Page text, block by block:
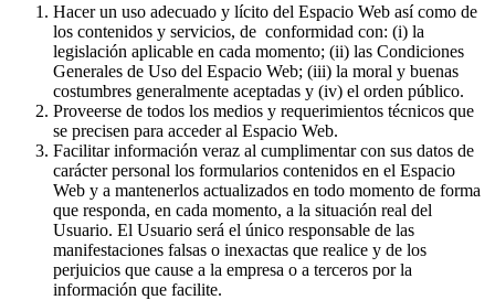
Hacer un uso adecuado y lícito del Espacio Web así como de
los contenidos y servicios, de conformidad con: (i) la
legislación aplicable en cada momento; (ii) las Condiciones
Generales de Uso del Espacio Web; (iii) la moral y buenas
costumbres generalmente aceptadas y (iv) el orden público.
Proveerse de todos los medios y requerimientos técnicos que
se precisen para acceder al Espacio Web.
Facilitar información veraz al cumplimentar con sus datos de
carácter personal los formularios contenidos en el Espacio
Web y a mantenerlos actualizados en todo momento de forma
que responda, en cada momento, a la situación real del
Usuario. El Usuario será el único responsable de las
manifestaciones falsas o inexactas que realice y de los
perjuicios que cause a la empresa o a terceros por la
información que facilite.